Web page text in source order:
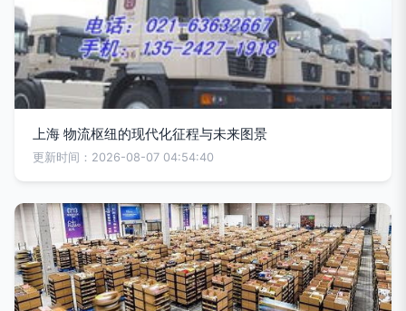
上海 物流枢纽的现代化征程与未来图景
更新时间：2026-08-07 04:54:40